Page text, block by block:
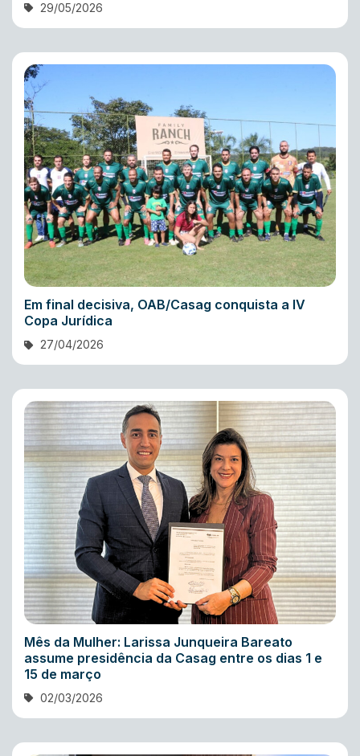
29/05/2026
Em final decisiva, OAB/Casag conquista a IV
Copa Jurídica
27/04/2026
Mês da Mulher: Larissa Junqueira Bareato
assume presidência da Casag entre os dias 1 e
15 de março
02/03/2026